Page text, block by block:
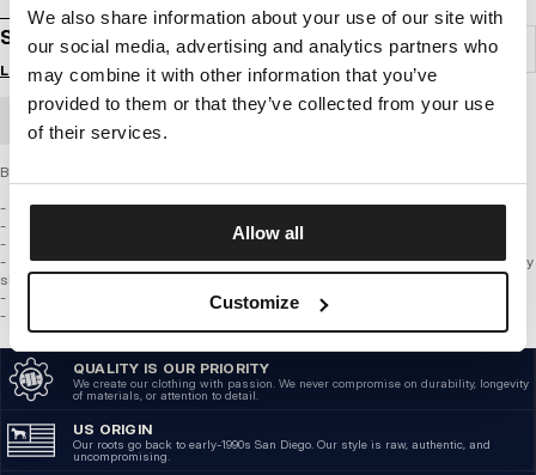
We also share information about your use of our site with
our social media, advertising and analytics partners who
may combine it with other information that you’ve
provided to them or that they’ve collected from your use
of their services.
Allow all
Customize
SWEATSHIRT BOXING
Login to see B2B prices
BULK ORDER
Bluza z najnowszej kolekcji PIT BULL WEST COAST.
- wykonana z wysokojakościowej grubej bawełny 400g/m
- mocne ściągacze w rękawach oraz u dołu
- welurowa lamówka przy karku chroniąca przed otarciami
- obszyty otwór na palec w rękawie dzięki któremu w chłodniejsze dni ochronimy
się przed wiatrem
- skórzana naszywka z wytłoczonym logo marki Pitbull na rękawie
- wysokiej jakości nadruk wykonany specjalistyczną technologią
QUALITY IS OUR PRIORITY
We create our clothing with passion. We never compromise on durability, longevity
of materials, or attention to detail.
US ORIGIN
Our roots go back to early-1990s San Diego. Our style is raw, authentic, and
uncompromising.